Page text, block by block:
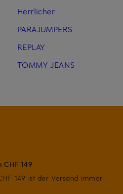
Herrlicher
PARAJUMPERS
REPLAY
TOMMY JEANS
CHF 149
149 ist der Versand immer